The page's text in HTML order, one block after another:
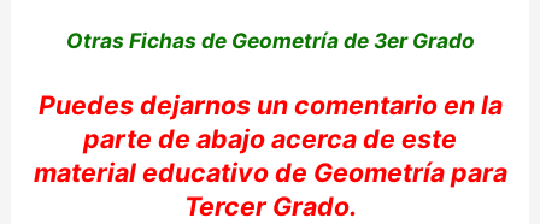
Otras Fichas de Geometría de 3er Grado
Puedes dejarnos un comentario en la
parte de abajo acerca de este
material educativo de Geometríapara
Tercer Grado.